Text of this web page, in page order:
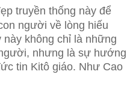
truyền thống này để
người về lòng hiếu
không chỉ là những
nhưng là sự hướng
tin Kitô giáo. Như Cao